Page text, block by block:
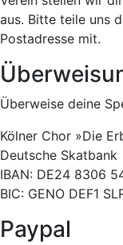
aus. Bitte teile uns
Postadresse mit.
Überweise deine
Kölner Chor »Die
Deutsche Skatbank
IBAN: DE24 8306
BIC: GENO DEF1
Paypal